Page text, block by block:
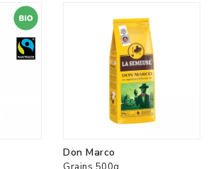
Don Marco